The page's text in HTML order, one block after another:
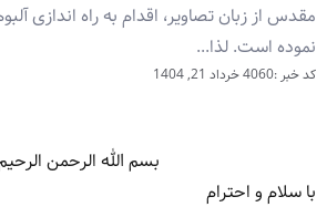
مقدس از زبان تصاویر، اقدام به راه اندازی
نموده است. لذا...
کد خبر :4060 خرداد 21, 1404
بسم الله الرحمن
با سلام و احترام